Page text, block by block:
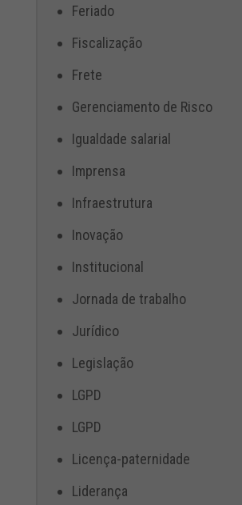
Feriado
Fiscalização
Frete
Gerenciamento de Risco
Igualdade salarial
Imprensa
Infraestrutura
Inovação
Institucional
Jornada de trabalho
Jurídico
Legislação
LGPD
LGPD
Licença-paternidade
Liderança